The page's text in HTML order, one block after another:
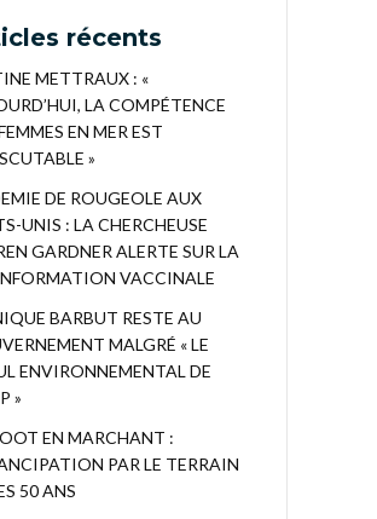
récents
METTRAUX : «
LA COMPÉTENCE
EN MER EST
»
DE ROUGEOLE AUX
UNIS : LA CHERCHEUSE
GARDNER ALERTE SUR LA
VACCINALE
BARBUT RESTE AU
MALGRÉ « LE
ENVIRONNEMENTAL DE
»
EN MARCHANT :
PAR LE TERRAIN
50 ANS